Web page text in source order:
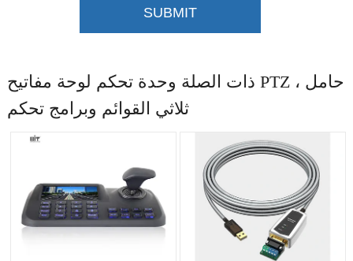
SUBMIT
ذات الصلة وحدة تحكم لوحة مفاتيح PTZ ، حامل
ثلاثي القوائم وبرامج تحكم